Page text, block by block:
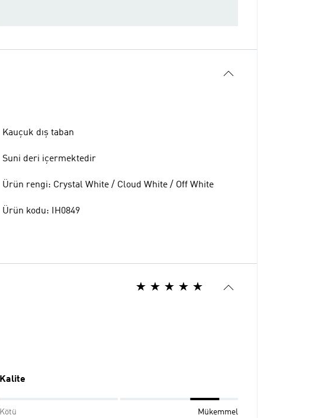
Kauçuk dış taban
Suni deri içermektedir
Ürün rengi: Crystal White / Cloud White / Off White
Ürün kodu: IH0849
Kalite
Kötü Mükemmel